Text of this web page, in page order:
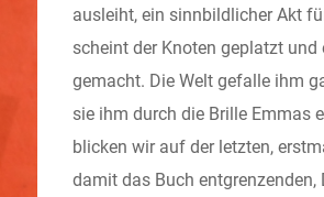
ausleiht, ein sinnbildlicher Akt
scheint der Knoten geplatzt und
gemacht. Die Welt gefalle ihm
sie ihm durch die Brille Emmas
blicken wir auf der letzten,
damit das Buch entgrenzenden,